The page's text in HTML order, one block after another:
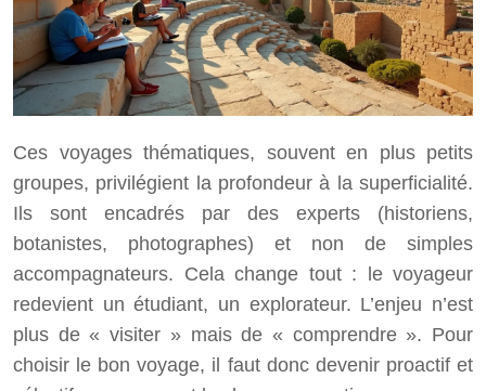
Ces voyages thématiques, souvent en plus petits
groupes, privilégient la profondeur à la superficialité.
Ils sont encadrés par des experts (historiens,
botanistes, photographes) et non de simples
accompagnateurs. Cela change tout : le voyageur
redevient un étudiant, un explorateur. L’enjeu n’est
plus de « visiter » mais de « comprendre ». Pour
choisir le bon voyage, il faut donc devenir proactif et